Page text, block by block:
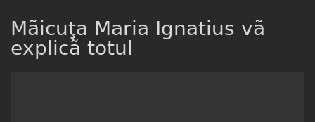
Mãicuţa Maria Ignatius vã
explicã totul